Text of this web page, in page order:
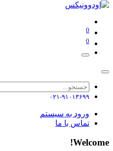
0
0
۰۲۱-۹۱۰۱۳۶۹۹
ورود به سیستم
تماس با ما
Welcome!